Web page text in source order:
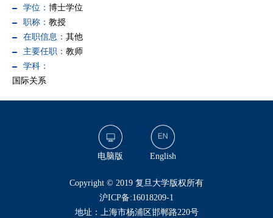
学位： 博士学位
职称： 教授
在职信息： 其他
主要任职： 教师
学科：
国际关系
电脑版 English
​Copyright © 2019 复旦大学版权所有
沪ICP备:16018209-1
地址：上海市杨浦区邯郸路220号